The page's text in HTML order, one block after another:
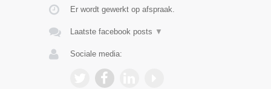
Er wordt gewerkt op afspraak.
Laatste facebook posts ▼
Sociale media: